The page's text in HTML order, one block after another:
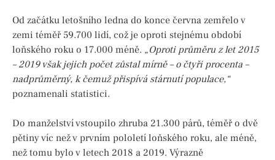
Od začátku letošního ledna do konce června zemřelo v
zemi téměř 59.700 lidí, což je oproti stejnému období
loňského roku o 17.000 méně. „Oproti průměru z let 2015
– 2019 však jejich počet zůstal mírně – o čtyři procenta –
nadprůměrný, k čemuž přispívá stárnutí populace,“
poznamenali statistici.
Do manželství vstoupilo zhruba 21.300 párů, téměř o dvě
pětiny víc než v prvním pololetí loňského roku, ale méně,
než tomu bylo v letech 2018 a 2019. Výrazně